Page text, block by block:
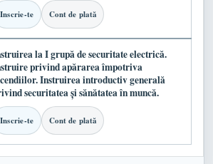
Inscrie-te Cont de plată
la I grupă de securitate electrică.
privind apărarea împotriva
Instruirea introductiv generală
securitatea și sănătatea în muncă.
Inscrie-te Cont de plată